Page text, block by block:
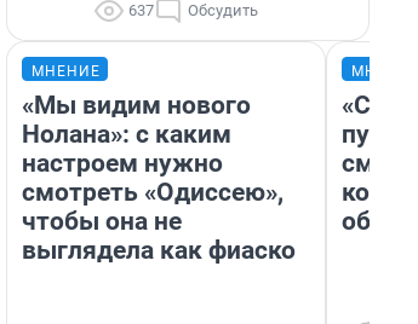
637 Обсудить
МНЕНИЕ
«Мы видим нового
Нолана»: с каким
настроем нужно
смотреть «Одиссею»,
чтобы она не
выглядела как фиаско